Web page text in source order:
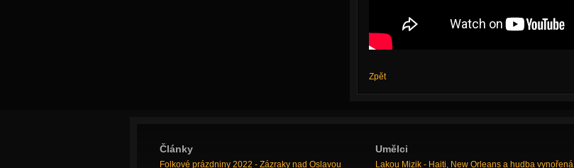
Zpět
Články
Folkové prázdniny 2022 - Zázraky nad Oslavou
Umělci
Lakou Mizik - Haiti, New Orleans a hudba vynořená